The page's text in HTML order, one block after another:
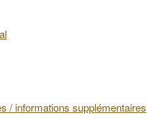
/ informations supplémentaires